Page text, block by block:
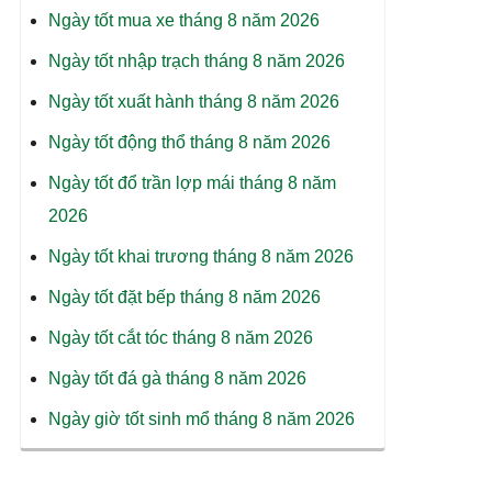
Ngày tốt mua xe tháng 8 năm 2026
Ngày tốt nhập trạch tháng 8 năm 2026
Ngày tốt xuất hành tháng 8 năm 2026
Ngày tốt động thổ tháng 8 năm 2026
Ngày tốt đổ trần lợp mái tháng 8 năm
2026
Ngày tốt khai trương tháng 8 năm 2026
Ngày tốt đặt bếp tháng 8 năm 2026
Ngày tốt cắt tóc tháng 8 năm 2026
Ngày tốt đá gà tháng 8 năm 2026
Ngày giờ tốt sinh mổ tháng 8 năm 2026